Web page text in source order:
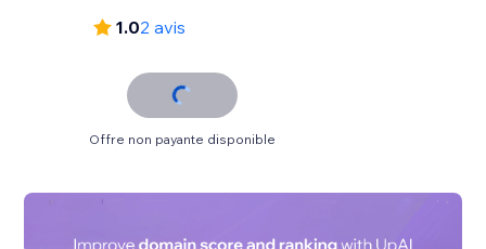
1.02 avis
Offre non payante disponible